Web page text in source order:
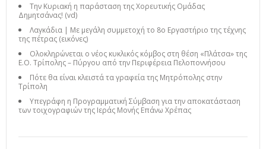
Την Κυριακή η παράσταση της Χορευτικής Ομάδας
Δημητσάνας! (vd)
Λαγκάδια | Με μεγάλη συμμετοχή το 8ο Εργαστήριο της τέχνης
της πέτρας (εικόνες)
Ολοκληρώνεται ο νέος κυκλικός κόμβος στη θέση «Πλάτσα» της
Ε.Ο. Τρίπολης – Πύργου από την Περιφέρεια Πελοποννήσου
Πότε θα είναι κλειστά τα γραφεία της Μητρόπολης στην
Τρίπολη
Υπεγράφη η Προγραμματική Σύμβαση για την αποκατάσταση
των τοιχογραφιών της Ιεράς Μονής Επάνω Χρέπας